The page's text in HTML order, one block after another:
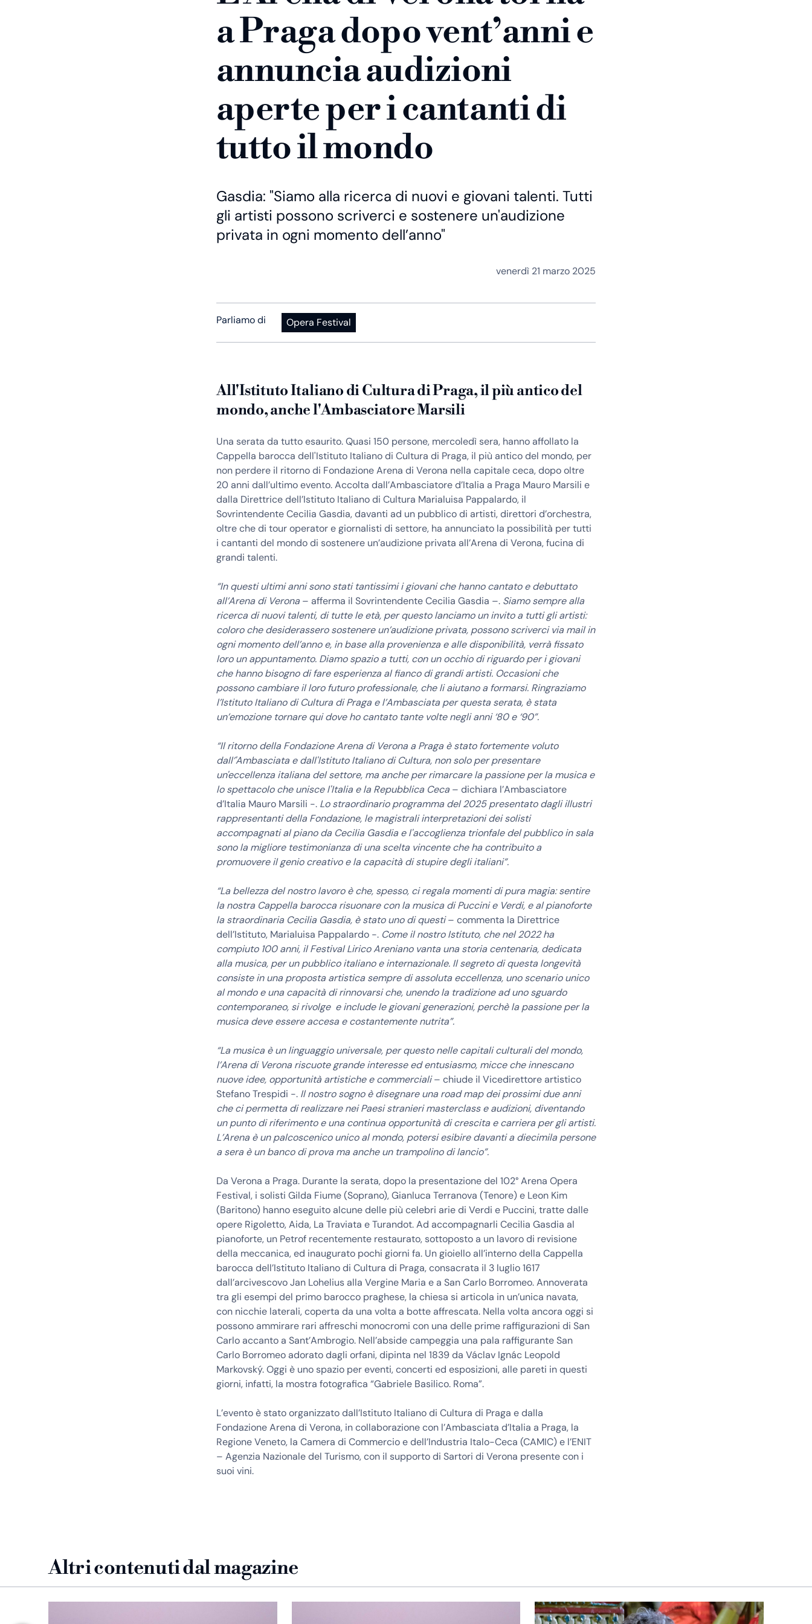
a Praga dopo vent’anni e
annuncia audizioni
aperte per i cantanti di
tutto il mondo
Gasdia: "Siamo alla ricerca di nuovi e giovani talenti. Tutti
gli artisti possono scriverci e sostenere un'audizione
privata in ogni momento dell’anno"
venerdì 21 marzo 2025
Parliamo di Opera Festival
All'Istituto Italiano di Cultura di Praga, il più antico del
mondo, anche l'Ambasciatore Marsili
Una serata da tutto esaurito. Quasi 150 persone, mercoledì sera, hanno affollato la
Cappella barocca dell'Istituto Italiano di Cultura di Praga, il più antico del mondo, per
non perdere il ritorno di Fondazione Arena di Verona nella capitale ceca, dopo oltre
20 anni dall’ultimo evento. Accolta dall’Ambasciatore d’Italia a Praga Mauro Marsili e
dalla Direttrice dell’Istituto Italiano di Cultura Marialuisa Pappalardo, il
Sovrintendente Cecilia Gasdia, davanti ad un pubblico di artisti, direttori d’orchestra,
oltre che di tour operator e giornalisti di settore, ha annunciato la possibilità per tutti
i cantanti del mondo di sostenere un’audizione privata all’Arena di Verona, fucina di
grandi talenti.
“In questi ultimi anni sono stati tantissimi i giovani che hanno cantato e debuttato
all’Arena di Verona – afferma il Sovrintendente Cecilia Gasdia –. Siamo sempre alla
ricerca di nuovi talenti, di tutte le età, per questo lanciamo un invito a tutti gli artisti:
coloro che desiderassero sostenere un’audizione privata, possono scriverci via mail in
ogni momento dell’anno e, in base alla provenienza e alle disponibilità, verrà fissato
loro un appuntamento. Diamo spazio a tutti, con un occhio di riguardo per i giovani
che hanno bisogno di fare esperienza al fianco di grandi artisti. Occasioni che
possono cambiare il loro futuro professionale, che li aiutano a formarsi. Ringraziamo
l’Istituto Italiano di Cultura di Praga e l’Ambasciata per questa serata, è stata
un’emozione tornare qui dove ho cantato tante volte negli anni ‘80 e ‘90”.
“Il ritorno della Fondazione Arena di Verona a Praga è stato fortemente voluto
dall’'Ambasciata e dall'Istituto Italiano di Cultura, non solo per presentare
un'eccellenza italiana del settore, ma anche per rimarcare la passione per la musica e
lo spettacolo che unisce l'Italia e la Repubblica Ceca – dichiara l’Ambasciatore
d’Italia Mauro Marsili -. Lo straordinario programma del 2025 presentato dagli illustri
rappresentanti della Fondazione, le magistrali interpretazioni dei solisti
accompagnati al piano da Cecilia Gasdia e l'accoglienza trionfale del pubblico in sala
sono la migliore testimonianza di una scelta vincente che ha contribuito a
promuovere il genio creativo e la capacità di stupire degli italiani”.
“La bellezza del nostro lavoro è che, spesso, ci regala momenti di pura magia: sentire
la nostra Cappella barocca risuonare con la musica di Puccini e Verdi, e al pianoforte
la straordinaria Cecilia Gasdia, è stato uno di questi– commenta la Direttrice
dell’Istituto, Marialuisa Pappalardo -. Come il nostro Istituto, che nel 2022 ha
compiuto 100 anni, il Festival Lirico Areniano vanta una storia centenaria, dedicata
alla musica, per un pubblico italiano e internazionale. Il segreto di questa longevità
consiste in una proposta artistica sempre di assoluta eccellenza, uno scenario unico
al mondo e una capacità di rinnovarsi che, unendo la tradizione ad uno sguardo
contemporaneo, si rivolge e include le giovani generazioni, perchè la passione per la
musica deve essere accesa e costantemente nutrita”.
“La musica è un linguaggio universale, per questo nelle capitali culturali del mondo,
l’Arena di Verona riscuote grande interesse ed entusiasmo, micce che innescano
nuove idee, opportunità artistiche e commerciali– chiude il Vicedirettore artistico
Stefano Trespidi -. Il nostro sogno è disegnare una road map dei prossimi due anni
che ci permetta di realizzare nei Paesi stranieri masterclass e audizioni, diventando
un punto di riferimento e una continua opportunità di crescita e carriera per gli artisti.
L’Arena è un palcoscenico unico al mondo, potersi esibire davanti a diecimila persone
a sera è un banco di prova ma anche un trampolino di lancio”.
Da Verona a Praga. Durante la serata, dopo la presentazione del 102° Arena Opera
Festival, i solisti Gilda Fiume (Soprano), Gianluca Terranova (Tenore) e Leon Kim
(Baritono) hanno eseguito alcune delle più celebri arie di Verdi e Puccini, tratte dalle
opere Rigoletto, Aida, La Traviata e Turandot. Ad accompagnarli Cecilia Gasdia al
pianoforte, un Petrof recentemente restaurato, sottoposto a un lavoro di revisione
della meccanica, ed inaugurato pochi giorni fa. Un gioiello all’interno della Cappella
barocca dell’Istituto Italiano di Cultura di Praga, consacrata il 3 luglio 1617
dall’arcivescovo Jan Lohelius alla Vergine Maria e a San Carlo Borromeo. Annoverata
tra gli esempi del primo barocco praghese, la chiesa si articola in un’unica navata,
con nicchie laterali, coperta da una volta a botte affrescata. Nella volta ancora oggi si
possono ammirare rari affreschi monocromi con una delle prime raffigurazioni di San
Carlo accanto a Sant’Ambrogio. Nell’abside campeggia una pala raffigurante San
Carlo Borromeo adorato dagli orfani, dipinta nel 1839 da Václav Ignác Leopold
Markovský. Oggi è uno spazio per eventi, concerti ed esposizioni, alle pareti in questi
giorni, infatti, la mostra fotografica “Gabriele Basilico. Roma”.
L’evento è stato organizzato dall’Istituto Italiano di Cultura di Praga e dalla
Fondazione Arena di Verona, in collaborazione con l’Ambasciata d’Italia a Praga, la
Regione Veneto, la Camera di Commercio e dell’Industria Italo-Ceca (CAMIC) e l’ENIT
– Agenzia Nazionale del Turismo, con il supporto di Sartori di Verona presente con i
suoi vini.
Altri contenuti dal magazine